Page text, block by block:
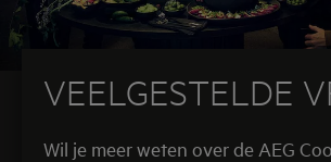
VEELGESTELDE
Wil je meer weten over de AEG